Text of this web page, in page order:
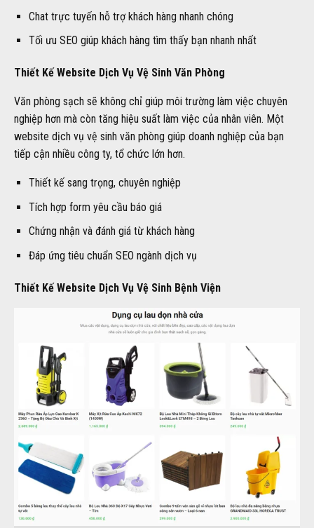
Chat trực tuyến hỗ trợ khách hàng nhanh chóng
Tối ưu SEO giúp khách hàng tìm thấy bạn nhanh nhất
Thiết Kế Website Dịch Vụ Vệ Sinh Văn Phòng
Văn phòng sạch sẽ không chỉ giúp môi trường làm việc chuyên
nghiệp hơn mà còn tăng hiệu suất làm việc của nhân viên. Một
website dịch vụ vệ sinh văn phòng giúp doanh nghiệp của bạn
tiếp cận nhiều công ty, tổ chức lớn hơn.
Thiết kế sang trọng, chuyên nghiệp
Tích hợp form yêu cầu báo giá
Chứng nhận và đánh giá từ khách hàng
Đáp ứng tiêu chuẩn SEO ngành dịch vụ
Thiết Kế Website Dịch Vụ Vệ Sinh Bệnh Viện